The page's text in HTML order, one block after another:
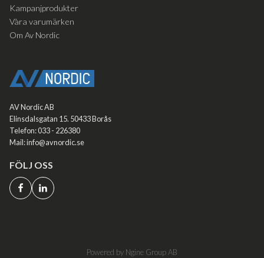
AV Nordic AB
Elinsdalsgatan 15. 50433 Borås
Telefon: 033 - 226380
Mail: info@avnordic.se
FÖLJ OSS
Kampanjprodukter
Våra varumärken
Om Av Nordic
Powered by Ngine Group AB